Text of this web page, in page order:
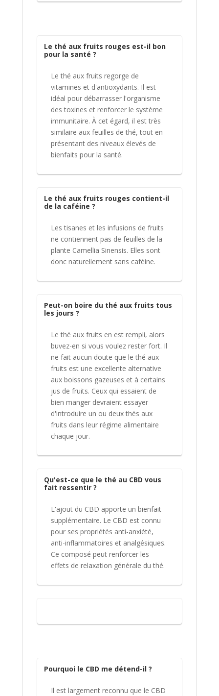
Le thé aux fruits rouges est-il bon
pour la santé ?
Le thé aux fruits regorge de
vitamines et d'antioxydants. Il est
idéal pour débarrasser l'organisme
des toxines et renforcer le système
immunitaire. À cet égard, il est très
similaire aux feuilles de thé, tout en
présentant des niveaux élevés de
bienfaits pour la santé.
Le thé aux fruits rouges contient-il
de la caféine ?
Les tisanes et les infusions de fruits
ne contiennent pas de feuilles de la
plante Camellia Sinensis. Elles sont
donc naturellement sans caféine.
Peut-on boire du thé aux fruits tous
les jours ?
Le thé aux fruits en est rempli, alors
buvez-en si vous voulez rester fort. Il
ne fait aucun doute que le thé aux
fruits est une excellente alternative
aux boissons gazeuses et à certains
jus de fruits. Ceux qui essaient de
bien manger devraient essayer
d'introduire un ou deux thés aux
fruits dans leur régime alimentaire
chaque jour.
Qu'est-ce que le thé au CBD vous
fait ressentir ?
L'ajout du CBD apporte un bienfait
supplémentaire. Le CBD est connu
pour ses propriétés anti-anxiété,
anti-inflammatoires et analgésiques.
Ce composé peut renforcer les
effets de relaxation générale du thé.
Pourquoi le CBD me détend-il ?
Il est largement reconnu que le CBD